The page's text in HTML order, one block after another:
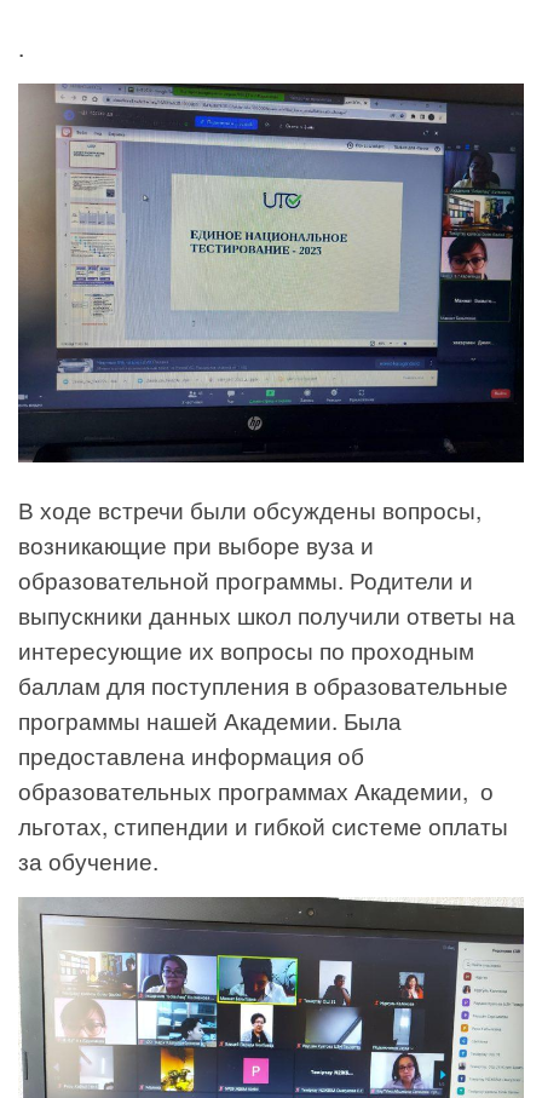
.
В ходе встречи были обсуждены вопросы,
возникающие при выборе вуза и
образовательной программы. Родители и
выпускники данных школ получили ответы на
интересующие их вопросы по проходным
баллам для поступления в образовательные
программы нашей Академии. Была
предоставлена информация об
образовательных программах Академии, о
льготах, стипендии и гибкой системе оплаты
за обучение.